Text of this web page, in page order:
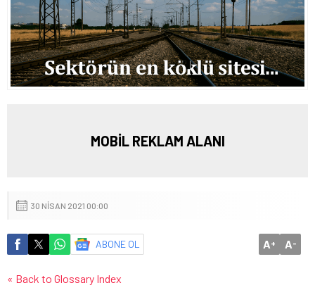
MOBİL REKLAM ALANI
30 NISAN 2021 00:00
ABONE OL A+ A-
« Back to Glossary Index